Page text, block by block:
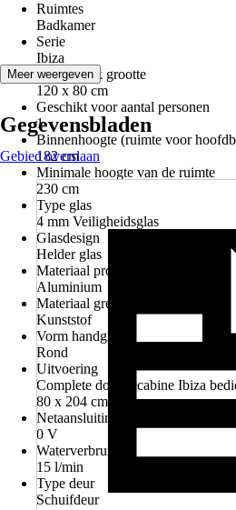
Ruimtes
Badkamer
Serie
Ibiza
Douchebak grootte
120 x 80 cm
Geschikt voor aantal personen
1
Binnenhoogte (ruimte voor
182 cm
Minimale hoogte van de ruimte
230 cm
Type glas
4 mm Veiligheidsglas
Glasdesign
Helder glas
Materiaal profiel
Aluminium
Materiaal greep
Kunststof
Vorm handgreep
Rond
Uitvoering
Complete douchecabine Ibiza
80 x 204 cm
Netaansluiting/netspanning
0 V
Waterverbruik
15 l/min
Type deur
Schuifdeur
Meer weergeven
Gegevensbladen
Gebied overslaan